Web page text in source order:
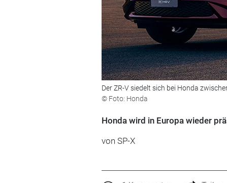
Der ZR-V siedelt sich bei Honda
© Foto: Honda
Honda wird in Europa wieder
von SP-X